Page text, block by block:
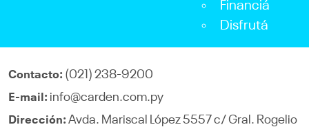
Financiá
Disfrutá
Contacto: (021) 238-9200
E-mail: info@carden.com.py
Dirección: Avda. Mariscal López 5557 c/ Gral. Rogelio